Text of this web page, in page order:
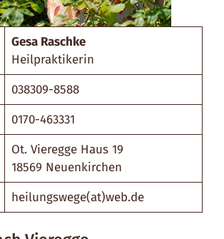
Gesa Raschke
Heilpraktikerin
038309-8588
0170-463331
Ot. Vieregge Haus 19
18569 Neuenkirchen
heilungswege(at)web.de